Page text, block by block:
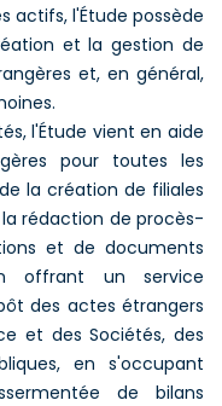
actifs, l'Étude possède
et la gestion de
et, en général,
l'Étude vient en aide
pour toutes les
la création de filiales
rédaction de procès-
et de documents
offrant un service
des actes étrangers
et des Sociétés, des
en s'occupant
de bilans